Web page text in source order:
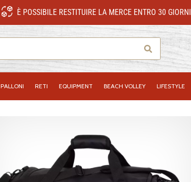
È POSSIBILE RESTITUIRE LA MERCE ENTRO 30 GIORNI
Ricerca
PALLONI RETI EQUIPMENT BEACH VOLLEY LIFESTYLE